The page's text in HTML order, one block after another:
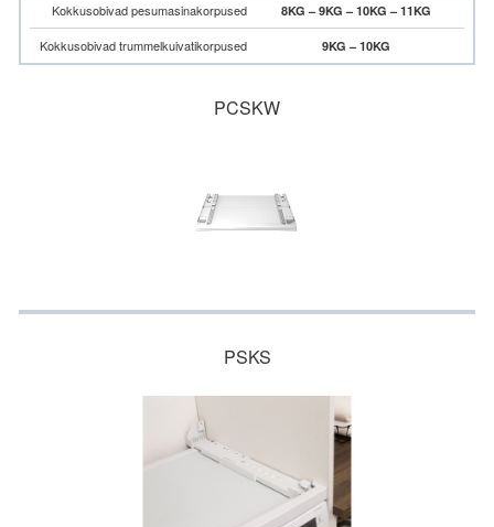
Kokkusobivad pesumasinakorpused 8KG – 9KG – 10KG – 11KG
Kokkusobivad trummelkuivatikorpused 9KG – 10KG
PCSKW
PSKS